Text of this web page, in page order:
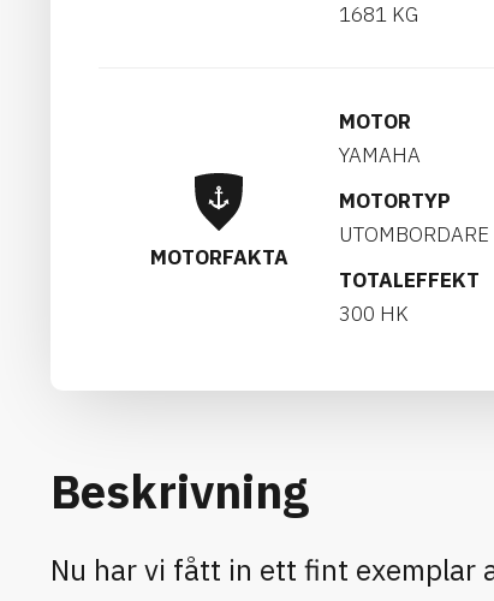
1681 KG
MOTORFAKTA
MOTOR
YAMAHA
MOTORTYP
UTOMBORDARE
TOTALEFFEKT
300 HK
Beskrivning
Nu har vi fått in ett fint exemplar